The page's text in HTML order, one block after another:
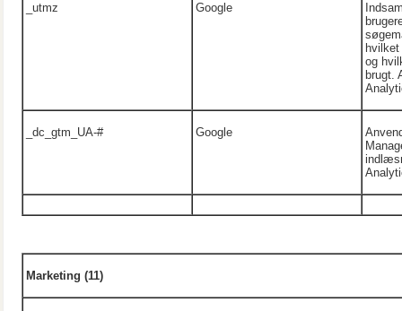
_utmz Google
og
brugt.
_dc_gtm_UA-# Google
Marketing (11)